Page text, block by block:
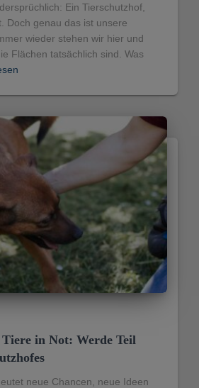
Ein Tierschutzhof,
Doch genau das ist unsere
wieder stehen wir hier und
Flächen tatsächlich sind. Was
in Not: Werde Teil
neue Chancen, neue Ideen